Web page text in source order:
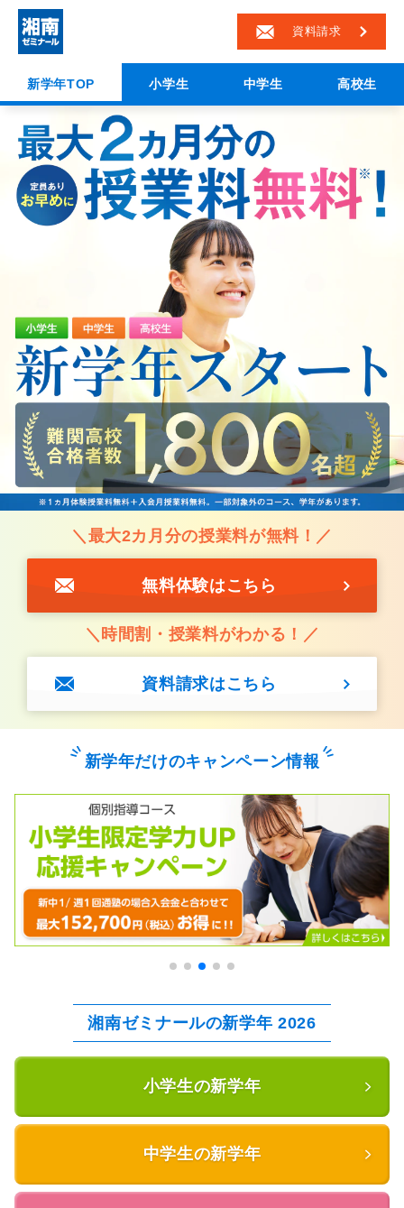
資料請求
新学年TOP 小学生 中学生 高校生
＼最大2カ月分の授業料が無料！／
無料体験はこちら
＼時間割・授業料がわかる！／
資料請求はこちら
新学年だけのキャンペーン情報
湘南ゼミナールの新学年 2026
小学生の新学年
中学生の新学年